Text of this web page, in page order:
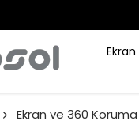
Ekran ve 360 Koruma